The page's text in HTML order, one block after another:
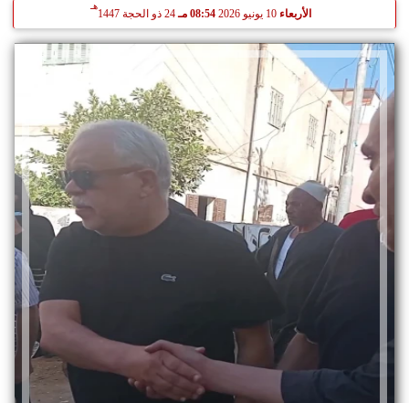
الأربعاء 08:54 مـ 24 ذو الحجة 1447
هـ